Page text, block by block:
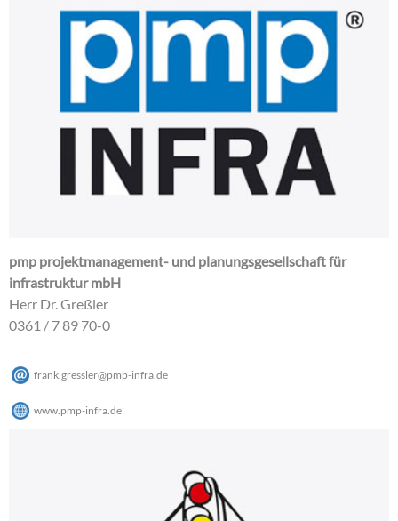
pmp projektmanagement- und planungsgesellschaft für
infrastruktur mbH
Herr Dr. Greßler
0361 / 7 89 70-0
frank.gressler@pmp-infra.de
www.pmp-infra.de